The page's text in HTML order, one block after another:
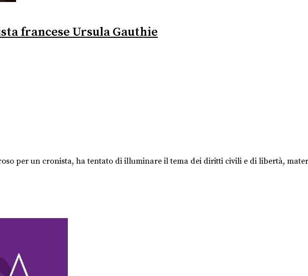
francese Ursula Gauthie
per un cronista, ha tentato di illuminare il tema dei diritti civili e di libertà,